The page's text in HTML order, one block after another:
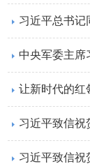
习近平总书记
中央军委主席
习近平致信祝
习近平致信祝